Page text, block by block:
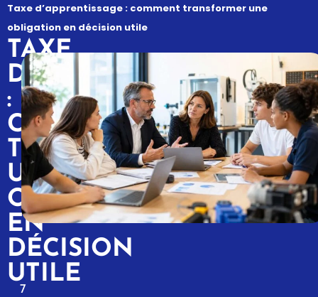
Taxe d’apprentissage : comment transformer une
obligation en décision utile
TAXE
D’APPRENTISSAGE
:
COMMENT
TRANSFORMER
UNE
OBLIGATION
EN
DÉCISION
UTILE
7